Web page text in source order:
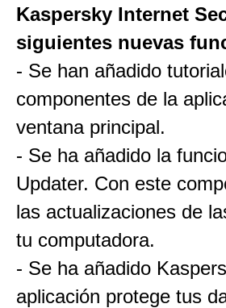
Kaspersky Internet
siguientes nuevas
- Se han añadido
componentes de la
ventana principal.
- Se ha añadido la
Updater. Con este
las actualizaciones de
tu computadora.
- Se ha añadido
aplicación protege tus